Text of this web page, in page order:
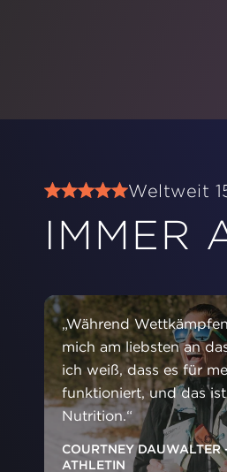
Weltweit
IMMER
„Während
mich am liebsten an
ich weiß, dass es für
funktioniert, und das
Nutrition.“
COURTNEY
ATHLETIN